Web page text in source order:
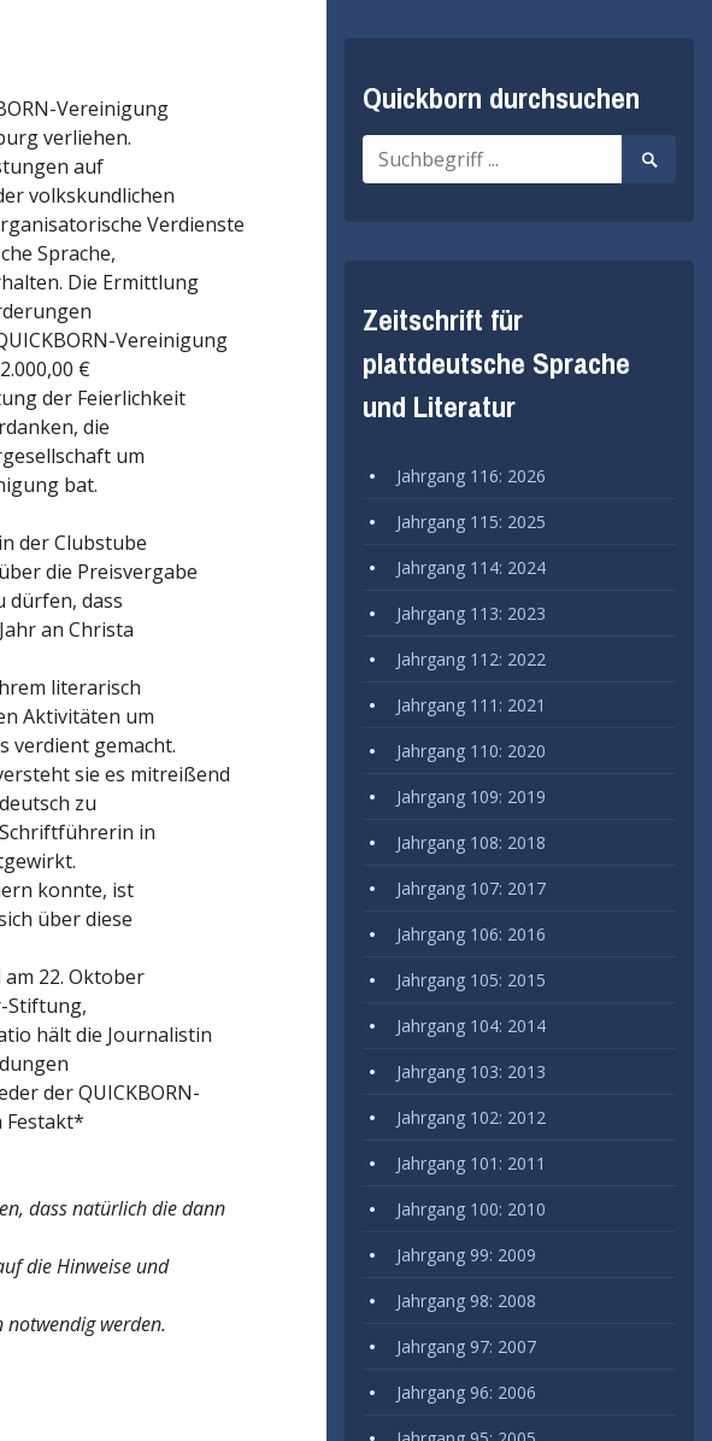
Vereinigung
verliehen.
auf
volkskundlichen
Verdienste
Sprache,
Die Ermittlung
Vereinigung
€
der Feierlichkeit
die
um
bat.
der Clubstube
die Preisvergabe
dürfen, dass
an Christa
literarisch
Aktivitäten um
verdient gemacht.
sie es mitreißend
zu
in
konnte, ist
über diese
22. Oktober
Stiftung,
hält die Journalistin
der QUICKBORN-
Festakt*
dass natürlich die dann
die Hinweise und
werden.
Quickborn durchsuchen
Suche
nach:
Suche
starten
Zeitschrift für
plattdeutsche Sprache
und Literatur
Jahrgang 116: 2026
Jahrgang 115: 2025
Jahrgang 114: 2024
Jahrgang 113: 2023
Jahrgang 112: 2022
Jahrgang 111: 2021
Jahrgang 110: 2020
Jahrgang 109: 2019
Jahrgang 108: 2018
Jahrgang 107: 2017
Jahrgang 106: 2016
Jahrgang 105: 2015
Jahrgang 104: 2014
Jahrgang 103: 2013
Jahrgang 102: 2012
Jahrgang 101: 2011
Jahrgang 100: 2010
Jahrgang 99: 2009
Jahrgang 98: 2008
Jahrgang 97: 2007
Jahrgang 96: 2006